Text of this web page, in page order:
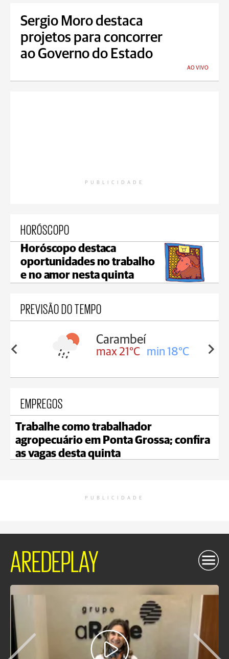
Sergio Moro destaca
projetos para concorrer
ao Governo do Estado
AO VIVO
PUBLICIDADE
HORÓSCOPO
Horóscopo destaca
oportunidades no trabalho
e no amor nesta quinta
PREVISÃO DO TEMPO
18°C
Carambeí
max 21°C min 18°C
EMPREGOS
Trabalhe como trabalhador
agropecuário em Ponta Grossa; confira
as vagas desta quinta
PUBLICIDADE
AREDEPLAY